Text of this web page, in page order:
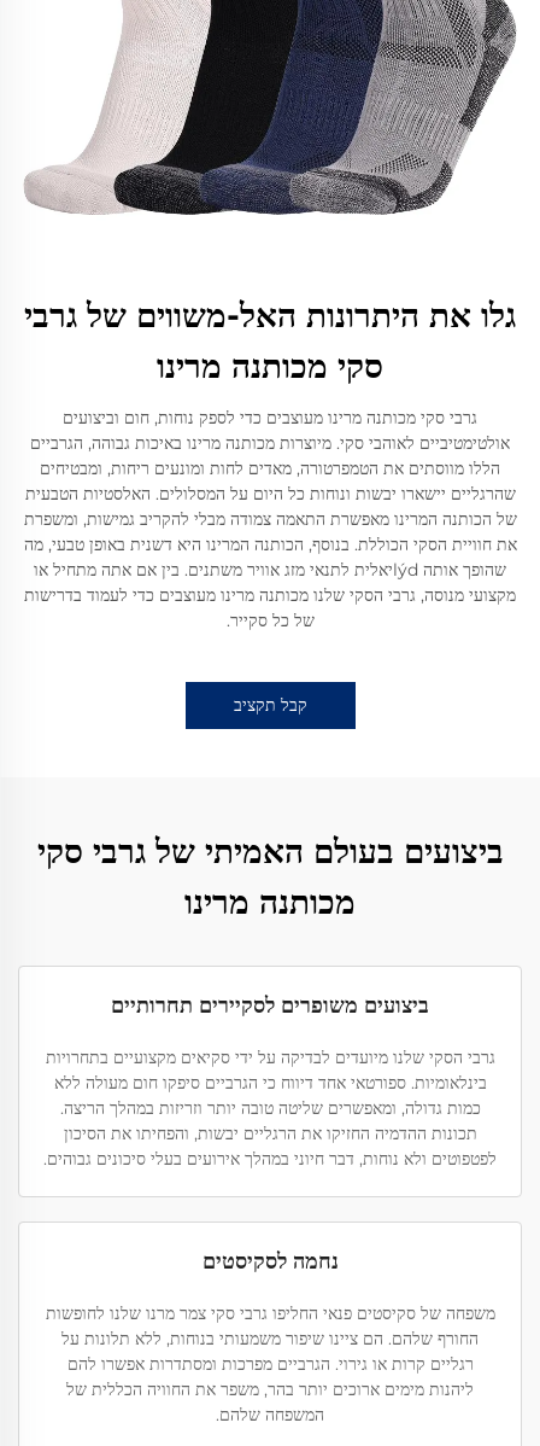
גלו את היתרונות האל-משווים של גרבי
סקי מכותנה מרינו
גרבי סקי מכותנה מרינו מעוצבים כדי לספק נוחות, חום וביצועים
אולטימטיביים לאוהבי סקי. מיוצרות מכותנה מרינו באיכות גבוהה, הגרביים
הללו מווסתים את הטמפרטורה, מאדים לחות ומונעים ריחות, ומבטיחים
שהרגליים יישארו יבשות ונוחות כל היום על המסלולים. האלסטיות הטבעית
של הכותנה המרינו מאפשרת התאמה צמודה מבלי להקריב גמישות, ומשפרת
את חוויית הסקי הכוללת. בנוסף, הכותנה המרינו היא דשנית באופן טבעי, מה
שהופך אותה lýdיאלית לתנאי מזג אוויר משתנים. בין אם אתה מתחיל או
מקצועי מנוסה, גרבי הסקי שלנו מכותנה מרינו מעוצבים כדי לעמוד בדרישות
של כל סקייר.
קבל תקציב
ביצועים בעולם האמיתי של גרבי סקי
מכותנה מרינו
ביצועים משופרים לסקיירים תחרותיים
גרבי הסקי שלנו מיועדים לבדיקה על ידי סקיאים מקצועיים בתחרויות
בינלאומיות. ספורטאי אחד דיווח כי הגרביים סיפקו חום מעולה ללא
כמות גדולה, ומאפשרים שליטה טובה יותר וזריזות במהלך הריצה.
תכונות ההדמיה החזיקו את הרגליים יבשות, והפחיתו את הסיכון
לפטפוטים ולא נוחות, דבר חיוני במהלך אירועים בעלי סיכונים גבוהים.
נחמה לסקיסטים
משפחה של סקיסטים פנאי החליפו גרבי סקי צמר מרנו שלנו לחופשות
החורף שלהם. הם ציינו שיפור משמעותי בנוחות, ללא תלונות על
רגליים קרות או גירוי. הגרביים מפרכות ומסתדרות אפשרו להם
ליהנות מימים ארוכים יותר בהר, משפר את החוויה הכללית של
המשפחה שלהם.